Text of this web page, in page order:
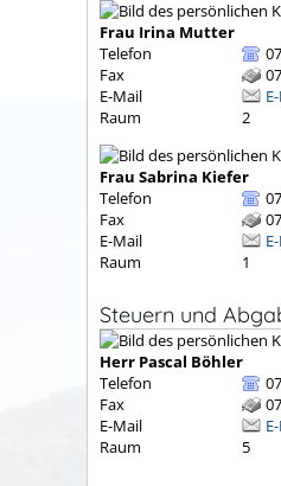
Frau Irina Mutter
Telefon
Fax
E-Mail
Raum
2
Frau Sabrina Kiefer
Telefon
Fax
E-Mail
Raum
1
Steuern und
Herr Pascal Böhler
Telefon
Fax
E-Mail
Raum
5